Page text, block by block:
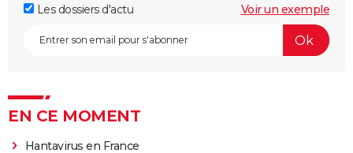
Les dossiers d'actu
Voir un exemple
EN CE MOMENT
Hantavirus en France